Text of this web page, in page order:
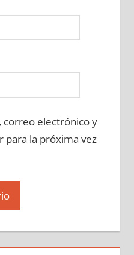
correo electrónico y
para la próxima vez